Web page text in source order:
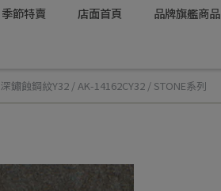
季節特賣 店面首頁 品牌旗艦商品
深鏽蝕鋼紋Y32 / AK-14162CY32 / STONE系列